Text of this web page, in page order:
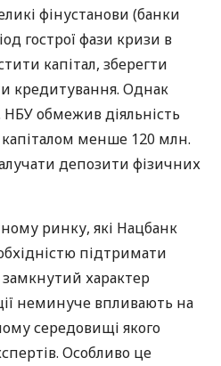
фінустанови (банки
гострої фази кризи в
капітал, зберегти
кредитування. Однак
обмежив діяльність
менше 120 млн.
депозити фізичних
ринку, які Нацбанк
підтримати
характер
неминуче впливають на
середовищі якого
Особливо це